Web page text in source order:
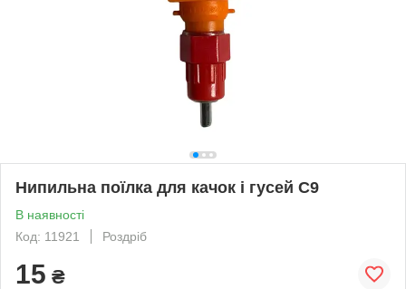
Нипильна поїлка для качок і гусей C9
В наявності
Код: 11921
Роздріб
15 ₴